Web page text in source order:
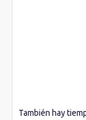
También hay